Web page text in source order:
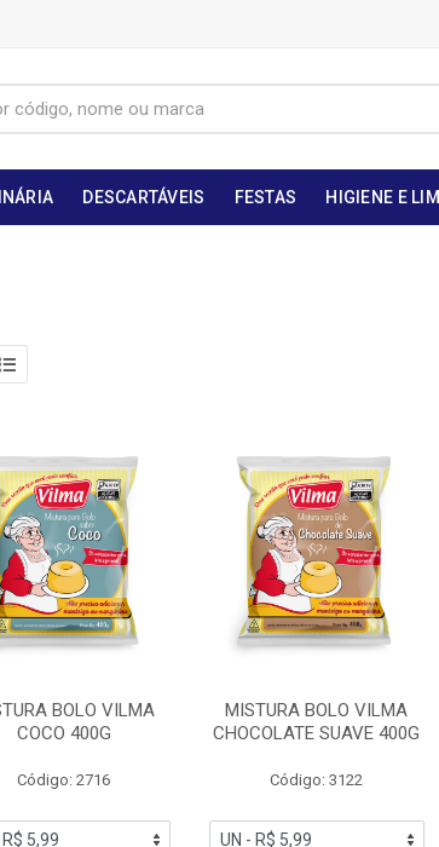
DESCARTÁVEIS FESTAS HIGIENE E
BOLO VILMA
COCO 400G
Código: 2716
MISTURA BOLO VILMA
CHOCOLATE SUAVE 400G
Código: 3122